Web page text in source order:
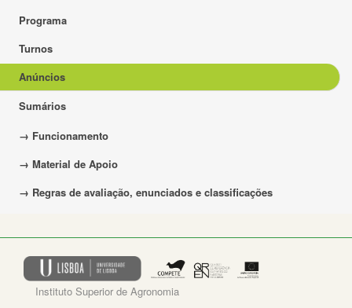
Programa
Turnos
Anúncios
Sumários
→ Funcionamento
→ Material de Apoio
→ Regras de avaliação, enunciados e classificações
Instituto Superior de Agronomia